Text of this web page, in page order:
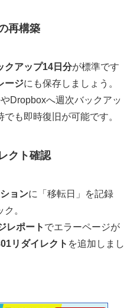
再構築
クアップ14日分が標準です
ージにも保存しましょう。
Dropboxへ週次バックアッ
も即時復旧が可能です。
クト確認
ョンに「移転日」を記録
。
レポート でエラーページが
リダイレクト を追加しまし